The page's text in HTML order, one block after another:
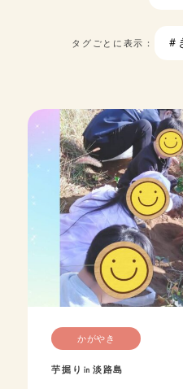
タグごとに表示：
かがやき
芋掘り㏌淡路島